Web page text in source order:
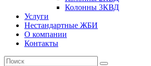
Колонны 3КВД
Услуги
Нестандартные ЖБИ
О компании
Контакты